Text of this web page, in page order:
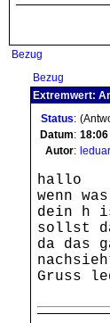
Bezug
Bezug
Extremwert:
Status:
Datum: 18:06
Autor:
hallo
wenn
dein h
sollst
da das
Gruss